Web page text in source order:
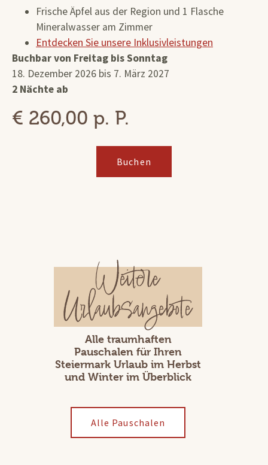
Frische Äpfel aus der Region und 1 Flasche
Mineralwasser am Zimmer
Entdecken Sie unsere Inklusivleistungen
Buchbar von Freitag bis Sonntag
18. Dezember 2026 bis 7. März 2027
2 Nächte ab
€ 260,00 p. P.
Buchen
Weitere
Urlaubsangebote
Alle traumhaften
Pauschalen für Ihren
Steiermark Urlaub im Herbst
und Winter im Überblick
Alle Pauschalen